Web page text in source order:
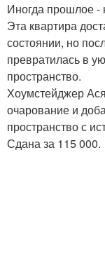
Иногда прошлое -
Эта квартира
состоянии, но
превратилась в
пространство.
Хоумстейджер
очарование и
пространство с
Сдана за 115 000.